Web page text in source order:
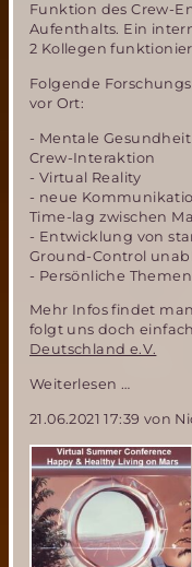
Funktion des Crew-
Aufenthalts. Ein
2 Kollegen
Folgende
vor Ort:
- Mentale
Crew-Interaktion
- Virtual Reality
- neue
Time-lag zwischen
- Entwicklung von
Ground-Control
- Persönliche
Mehr Infos findet
folgt uns doch
Deutschland e.V.
Weiterlesen …
MSD
ist
Teil
der
Crew
von
MDRS238
21.06.2021 17:39 von